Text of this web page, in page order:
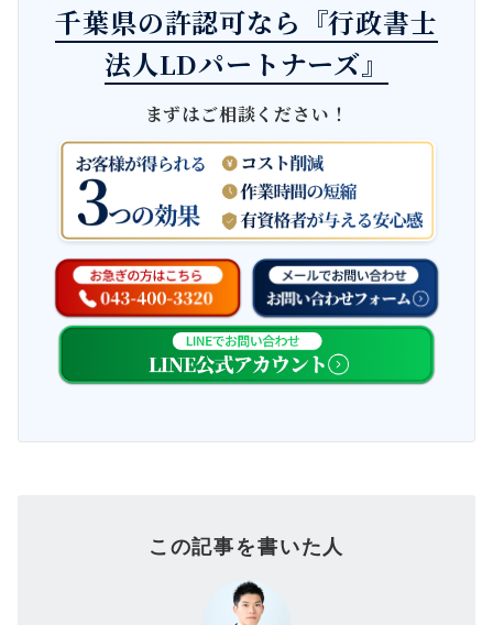
千葉県の許認可なら『行政書士
法人LDパートナーズ』
まずはご相談ください！
この記事を書いた人